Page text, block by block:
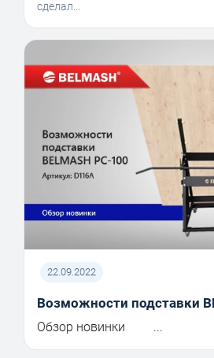
сделал...
22.09.2022
Возможности подставки
Обзор новинки ...